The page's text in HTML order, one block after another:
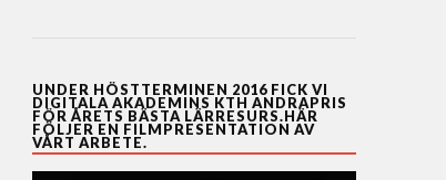
UNDER HÖSTTERMINEN 2016 FICK VI
DIGITALA AKADEMINS KTH ANDRAPRIS
FÖR ÅRETS BÄSTA LÄRRESURS.HÄR
FÖLJER EN FILMPRESENTATION AV
VÅRT ARBETE.